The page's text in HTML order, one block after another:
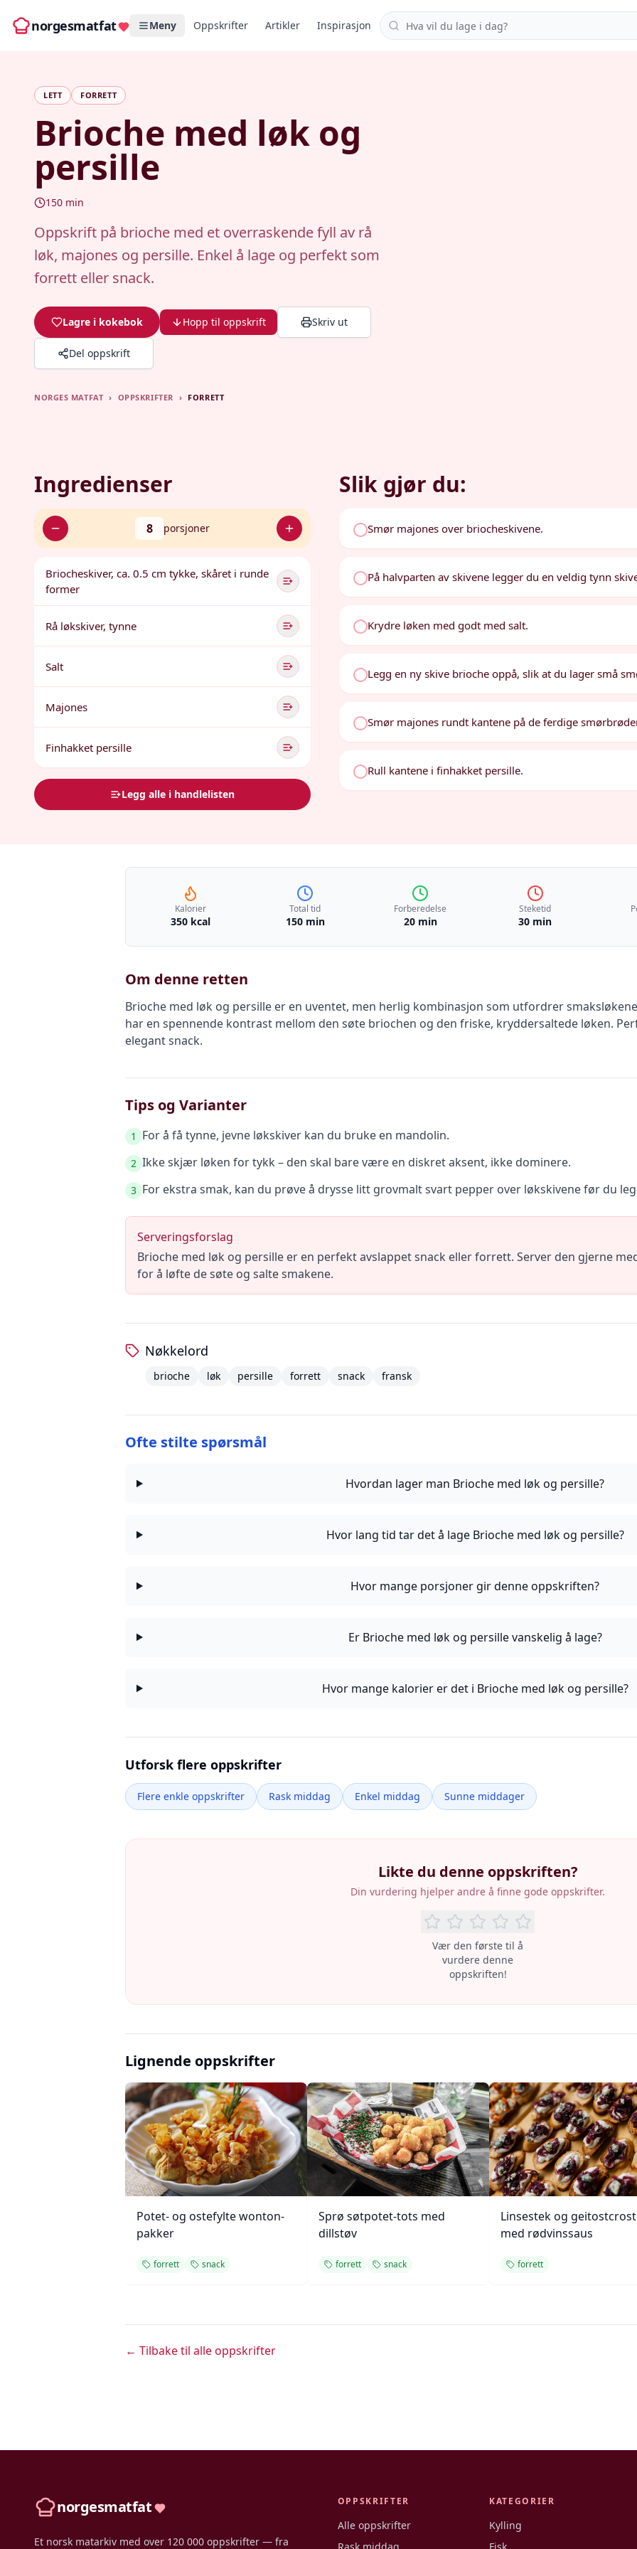
norgesmatfat Meny Oppskrifter Artikler Inspirasjon Søk i oppskrifter
LETT FORRETT
Brioche med løk og
persille
150 min
Oppskrift på brioche med et overraskende fyll av rå
løk, majones og persille. Enkel å lage og perfekt som
forrett eller snack.
Lagre i kokebok Hopp til oppskrift Skriv ut
Del oppskrift
NORGES MATFAT › OPPSKRIFTER › FORRETT
Ingredienser
8 porsjoner
Briocheskiver, ca. 0.5 cm tykke, skåret i runde
former
Rå løkskiver, tynne
Salt
Majones
Finhakket persille
Legg alle i handlelisten
Slik gjør du:
Smør majones over briocheskivene.
På halvparten av skivene legger du en veldig tynn
Krydre løken med godt med salt.
Legg en ny skive brioche oppå, slik at du lager små
Smør majones rundt kantene på de ferdige
Rull kantene i finhakket persille.
Kalorier
350 kcal
Total tid
150 min
Forberedelse
20 min
Steketid
30 min
Om denne retten
Brioche med løk og persille er en uventet, men herlig kombinasjon som utfordrer
har en spennende kontrast mellom den søte briochen og den friske, kryddersaltede løken.
elegant snack.
Tips og Varianter
1 For å få tynne, jevne løkskiver kan du bruke en mandolin.
2 Ikke skjær løken for tykk – den skal bare være en diskret aksent, ikke dominere.
3 For ekstra smak, kan du prøve å drysse litt grovmalt svart pepper over løkskivene før du
Serveringsforslag
Brioche med løk og persille er en perfekt avslappet snack eller forrett. Server den gjerne
for å løfte de søte og salte smakene.
Nøkkelord
brioche løk persille forrett snack fransk
Ofte stilte spørsmål
Hvordan lager man Brioche med løk og persille?
Hvor lang tid tar det å lage Brioche med løk og persille?
Hvor mange porsjoner gir denne oppskriften?
Er Brioche med løk og persille vanskelig å lage?
Hvor mange kalorier er det i Brioche med løk og persille?
Utforsk flere oppskrifter
Flere enkle oppskrifter Rask middag Enkel middag Sunne middager
Likte du denne oppskriften?
Din vurdering hjelper andre å finne gode oppskrifter.
Vær den første til å
vurdere denne
oppskriften!
Lignende oppskrifter
Potet- og ostefylte wonton-
pakker
forrett snack
Sprø søtpotet-tots med
dillstøv
forrett snack
Linsestek og
med rødvinssaus
forrett
← Tilbake til alle oppskrifter
norgesmatfat
Et norsk matarkiv med over 120 000 oppskrifter — fra
OPPSKRIFTER
Alle oppskrifter
KATEGORIER
Kylling